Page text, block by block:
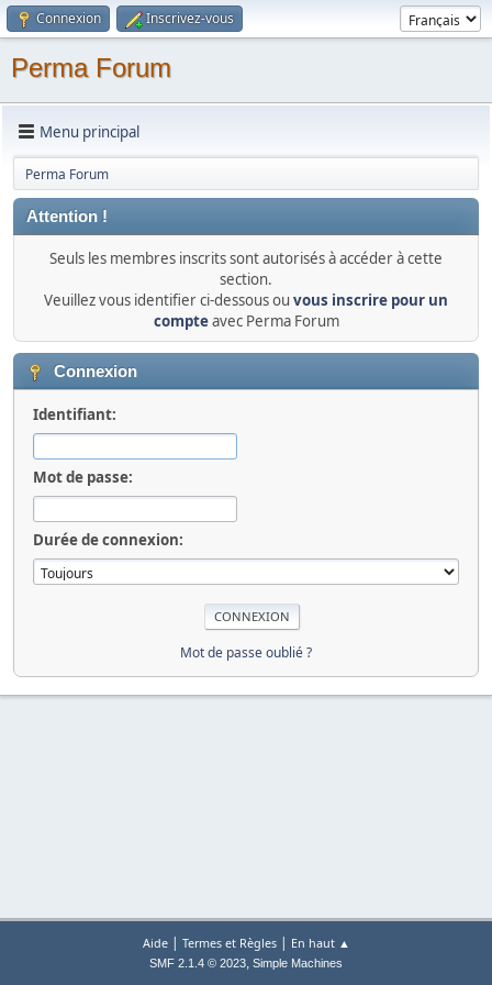
Connexion Inscrivez-vous
Perma Forum
Menu principal
Perma Forum
Attention !
Seuls les membres inscrits sont autorisés à accéder à cette
section.
Veuillez vous identifier ci-dessous ou vous inscrire pour un
compteavec Perma Forum
Connexion
Identifiant:
Mot de passe:
Durée de connexion:
Mot de passe oublié ?
Aide| Termes et Règles| En haut ▲
SMF 2.1.4 © 2023, Simple Machines